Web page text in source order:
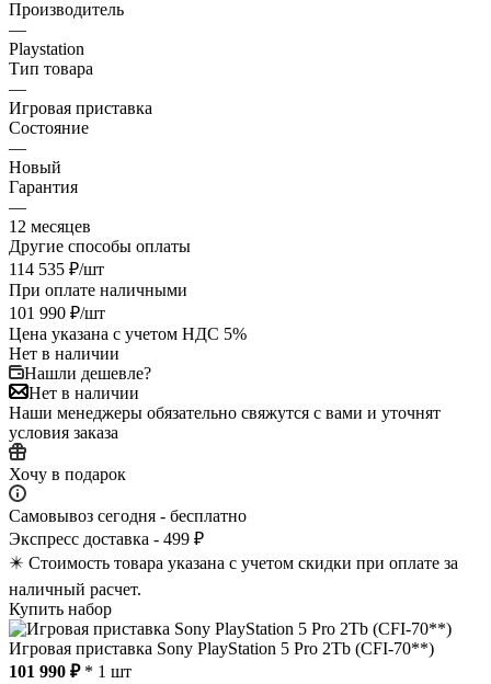
Производитель
—
Playstation
Тип товара
—
Игровая приставка
Состояние
—
Новый
Гарантия
—
12 месяцев
Другие способы оплаты
114 535 ₽/шт
При оплате наличными
101 990 ₽/шт
Цена указана с учетом НДС 5%
Нет в наличии
Нашли дешевле?
Нет в наличии
Наши менеджеры обязательно свяжутся с вами и уточнят
условия заказа
Хочу в подарок
Самовывоз сегодня - бесплатно
Экспресс доставка - 499 ₽
✴️ Стоимость товара указана с учетом скидки при оплате за
наличный расчет.
Купить набор
Игровая приставка Sony PlayStation 5 Pro 2Tb (CFI-70**)
101 990 ₽* 1 шт